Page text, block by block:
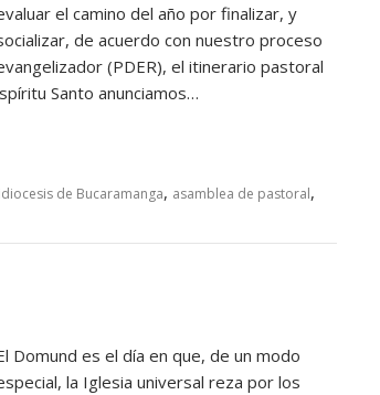
el camino del año por finalizar, y
de acuerdo con nuestro proceso
(PDER), el itinerario pastoral
Santo anunciamos…
de Bucaramanga, asamblea de pastoral,
Domund es el día en que, de un modo
la Iglesia universal reza por los